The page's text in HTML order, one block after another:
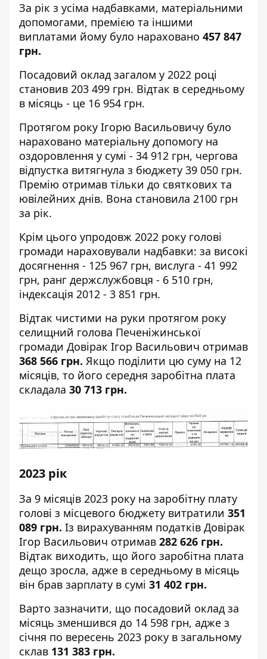
За рік з усіма надбавками, матеріальними
допомогами, премією та іншими
виплатами йому було нараховано 457 847
грн.
Посадовий оклад загалом у 2022 році
становив 203 499 грн. Відтак в середньому
в місяць - це 16 954 грн.
Протягом року Ігорю Васильовичу було
нараховано матеріальну допомогу на
оздоровлення у сумі - 34 912 грн, чергова
відпустка витягнула з бюджету 39 050 грн.
Премію отримав тільки до святкових та
ювілейних днів. Вона становила 2100 грн
за рік.
Крім цього упродовж 2022 року голові
громади нараховували надбавки: за високі
досягнення - 125 967 грн, вислуга - 41 992
грн, ранг держслужбовця - 6 510 грн,
індексація 2012 - 3 851 грн.
Відтак чистими на руки протягом року
селищний голова Печеніжинської
громади Довірак Ігор Васильович отримав
368 566 грн. Якщо поділити цю суму на 12
місяців, то його середня заробітна плата
складала 30 713 грн.
2023 рік
За 9 місяців 2023 року на заробітну плату
голові з місцевого бюджету витратили 351
089 грн. Із вирахуванням податків Довірак
Ігор Васильович отримав 282 626 грн.
Відтак виходить, що його заробітна плата
дещо зросла, адже в середньому в місяць
він брав зарплату в сумі 31 402 грн.
Варто зазначити, що посадовий оклад за
місяць зменшився до 14 598 грн, адже з
січня по вересень 2023 року в загальному
склав 131 383 грн.